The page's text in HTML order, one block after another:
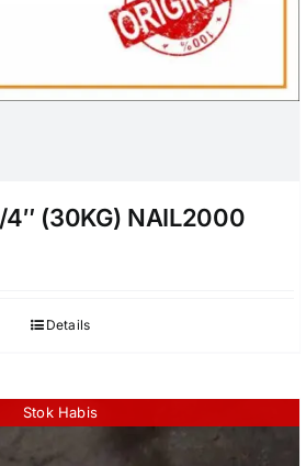
4″ (30KG) NAIL2000
Details
Stok Habis